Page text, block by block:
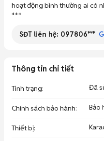
hoạt động bình thường ai có
***
SĐT liên hệ: 097806***
Thông tin chi tiết
Tình trạng: Đã
Chính sách bảo hành: Bảo
Thiết bị: